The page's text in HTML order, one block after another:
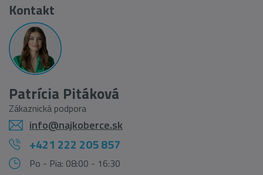
Kontakt
Patrícia Pitáková
Zákaznická podpora
info@najkoberce.sk
+421 222 205 857
Po - Pia: 08:00 - 16:30